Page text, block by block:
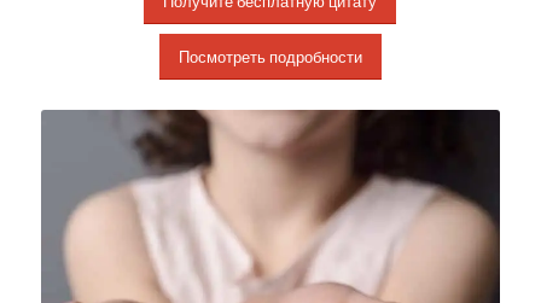
Посмотреть подробности